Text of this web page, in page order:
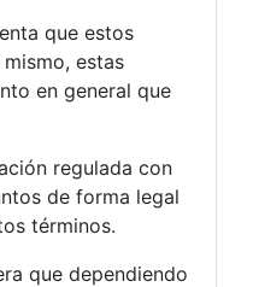
que estos
estas
en general que
regulada con
de forma legal
términos.
que dependiendo